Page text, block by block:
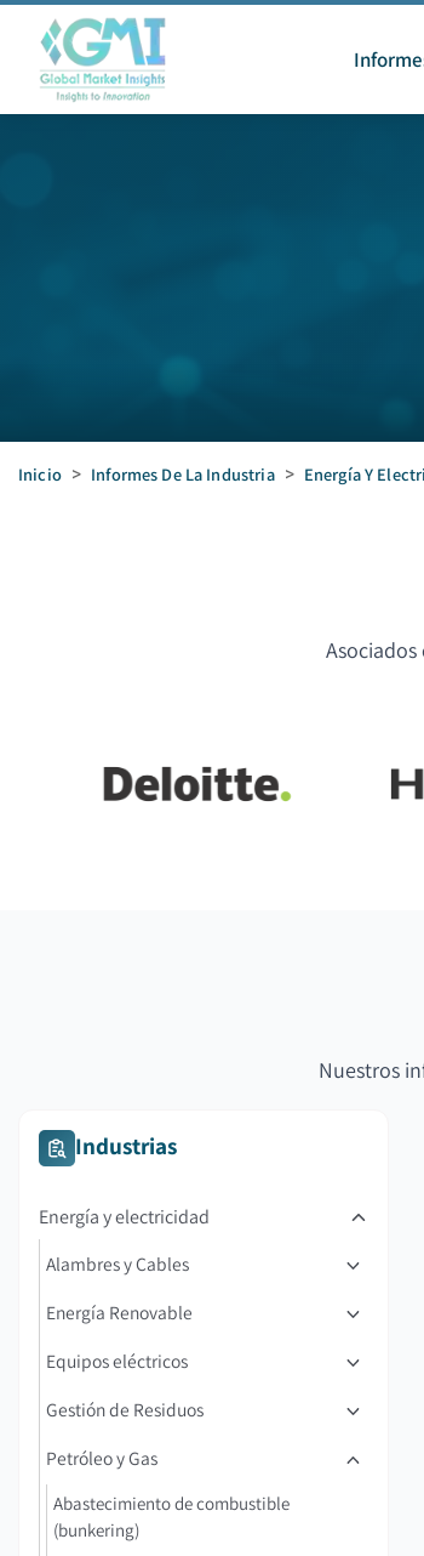
Inicio > Informes De La Industria > Energía Y
Nuestros
Industrias
Energía y electricidad
Alambres y Cables
Energía Renovable
Equipos eléctricos
Gestión de Residuos
Petróleo y Gas
Abastecimiento de combustible
(bunkering)